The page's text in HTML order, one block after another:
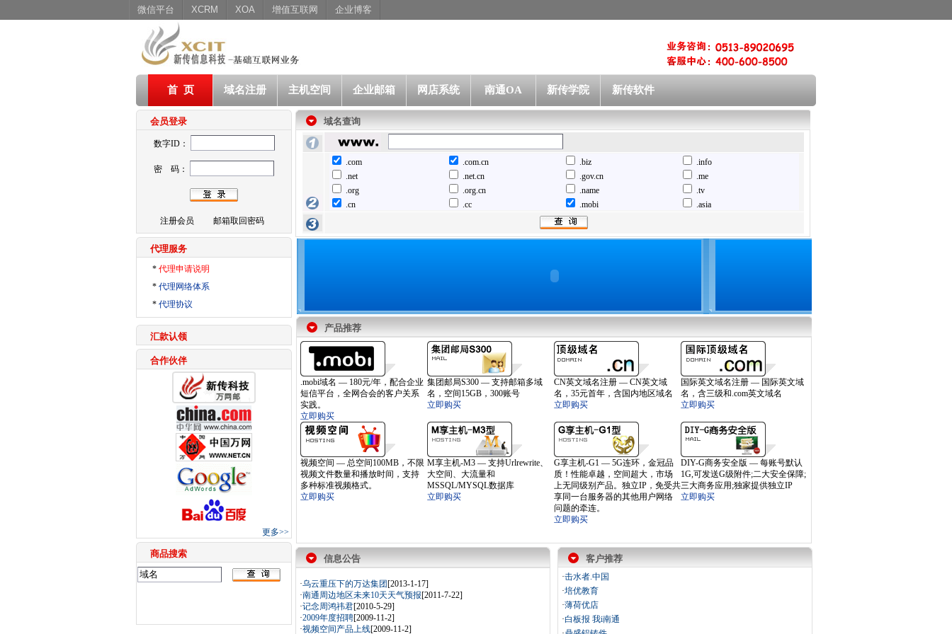
首 页 域名注册 主机空间 企业邮箱 网店系统 南通OA 新传学院 新传软件
会员登录
数字ID：
密 码：
注册会员 邮箱取回密码
代理服务
* 代理申请说明
* 代理网络体系
* 代理协议
汇款认领
合作伙伴
更多>>
商品搜索
域名查询
.com .com.cn .biz
.info
.net
.net.cn .gov.cn
.me
.org
.org.cn .name
.tv
.cn
.cc .mobi .asia
产品推荐
.mobi域名 — 180元/年，配合企业
短信平台，全网合会的客户关系
实践。
立即购买
集团邮局S300 — 支持邮箱多域
名，空间15GB，300账号
立即购买
CN英文域名注册 — CN英文域
名，35元首年，含国内地区域名
立即购买
国际英文域名注册 — 国际英文域
名，含三级和.com英文域名
立即购买
视频空间 — 总空间100MB，不限
视频文件数量和播放时间，支持
多种标准视频格式。
立即购买
M享主机-M3 — 支持Urlrewrite、
大空间、大流量和
MSSQL/MYSQL数据库
立即购买
G享主机-G1 — 5G连环，金冠品
质！性能卓越，空间超大，市场
上无同级别产品。独立IP，免受共
享同一台服务器的其他用户网络
问题的牵连。
立即购买
DIY-G商务安全版 — 每账号默认
1G,可发送G级附件;二大安全保障;
三大商务应用;独家提供独立IP
立即购买
信息公告 客户推荐
·乌云重压下的万达集团 [2013-1-17]
·南通周边地区未来10天天气预报[2011-7-22]
·记念周鸿祎君[2010-5-29]
·2009年度招聘[2009-11-2]
·视频空间产品上线[2009-11-2]
·击水者.中国
·培优教育
·薄荷优店
·白板报 我i南通
微信平台 XCRM XOA 增值互联网 企业博客